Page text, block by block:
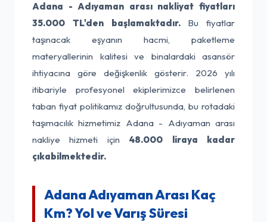
Adana - Adıyaman arası nakliyat fiyatları
35.000 TL'den başlamaktadır.Bu fiyatlar
taşınacak eşyanın hacmi, paketleme
materyallerinin kalitesi ve binalardaki asansör
ihtiyacına göre değişkenlik gösterir. 2026 yılı
itibariyle profesyonel ekiplerimizce belirlenen
taban fiyat politikamız doğrultusunda, bu rotadaki
taşımacılık hizmetimiz Adana - Adıyaman arası
nakliye hizmeti için 48.000 liraya kadar
çıkabilmektedir.
Adana Adıyaman Arası Kaç
Km? Yol ve Varış Süresi